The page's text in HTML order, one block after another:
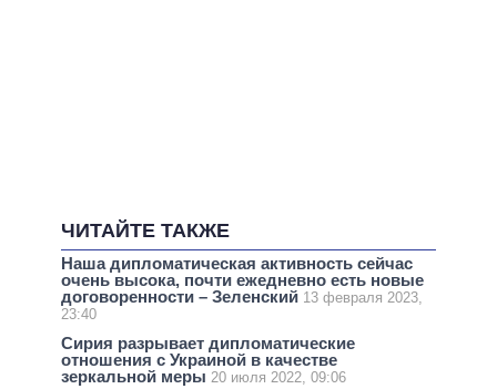
ЧИТАЙТЕ ТАКЖЕ
Наша дипломатическая активность сейчас
очень высока, почти ежедневно есть новые
договоренности – Зеленский 13 февраля 2023,
23:40
Сирия разрывает дипломатические
отношения с Украиной в качестве
зеркальной меры 20 июля 2022, 09:06